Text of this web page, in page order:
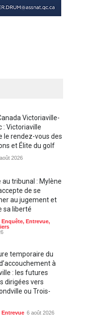
Victoriaville-
: Victoriaville
le rendez-vous des
et Élite du golf
2026
au tribunal : Mylène
de se
au jugement et
sa liberté
Enquête, Entrevue,
temporaire du
à
: les futures
dirigées vers
ou Trois-
Entrevue 6 août 2026